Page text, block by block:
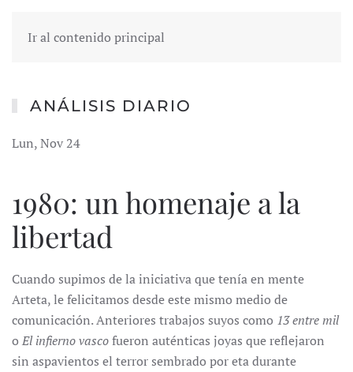
Ir al contenido principal
ANÁLISIS DIARIO
Lun, Nov 24
1980: un homenaje a la
libertad
Cuando supimos de la iniciativa que tenía en mente
Arteta, le felicitamos desde este mismo medio de
comunicación. Anteriores trabajos suyos como 13 entre mil
o El infierno vascofueron auténticas joyas que reflejaron
sin aspavientos el terror sembrado por eta durante